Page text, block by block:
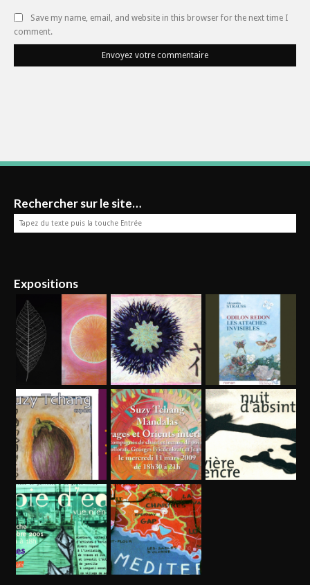
Save my name, email, and website in this browser for the next time I
comment.
Envoyez votre commentaire
Rechercher sur le site…
Expositions